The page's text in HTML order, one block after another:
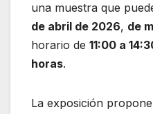
una muestra que
de abril de 2026, de
horario de 11:00 a
horas.
La exposición